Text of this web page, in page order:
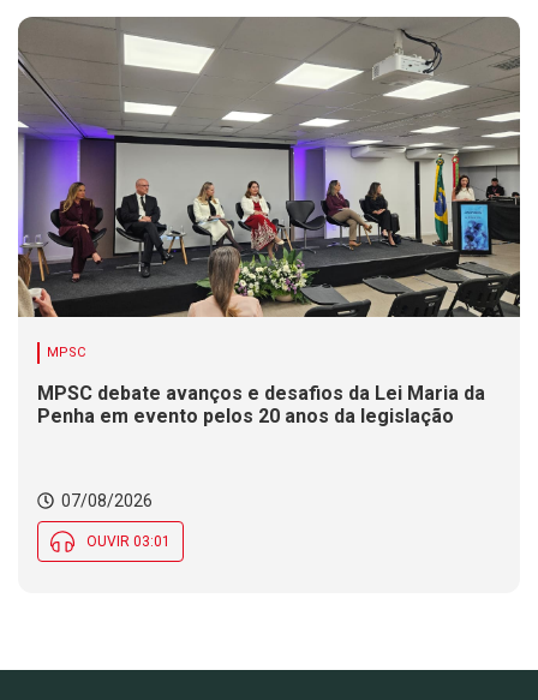
MPSC
MPSC debate avanços e desafios da Lei Maria da
Penha em evento pelos 20 anos da legislação
07/08/2026
OUVIR 03:01